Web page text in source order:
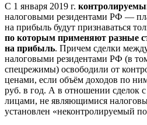
С 1 января 2019 г.
налоговыми резидентами РФ —
на прибыль будут признаваться
по которым применяют разные
на прибыль. Причем сделки
налоговыми резидентами РФ (в
спецрежимы) освободили от
ценами, если объём доходов по
руб. в год. А в отношении сделок
лицами, не являющимися
установлен «неконтролируемый